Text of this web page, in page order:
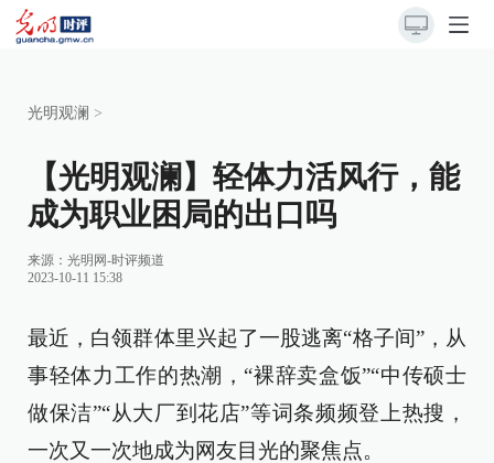
光明观澜 >
【光明观澜】轻体力活风行，能
成为职业困局的出口吗
来源： 光明网-时评频道
2023-10-11 15:38
最近，白领群体里兴起了一股逃离“格子间”，从
事轻体力工作的热潮，“裸辞卖盒饭”“中传硕士
做保洁”“从大厂到花店”等词条频频登上热搜，
一次又一次地成为网友目光的聚焦点。